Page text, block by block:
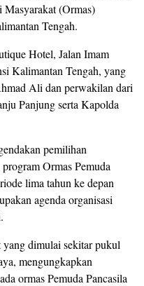
(Ormas)
Tengah.
Hotel, Jalan Imam
Kalimantan Tengah, yang
Ali dan perwakilan dari
Panjung serta Kapolda
pemilihan
Ormas Pemuda
lima tahun ke depan
agenda organisasi
dimulai sekitar pukul
mengungkapkan
ormas Pemuda Pancasila